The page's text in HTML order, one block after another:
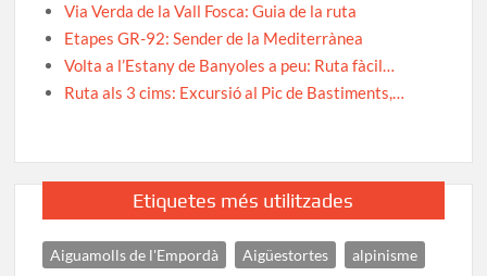
Via Verda de la Vall Fosca: Guia de la ruta
Etapes GR-92: Sender de la Mediterrànea
Volta a l’Estany de Banyoles a peu: Ruta fàcil…
Ruta als 3 cims: Excursió al Pic de Bastiments,…
Etiquetes més utilitzades
Aiguamolls de l'Empordà Aigüestortes
alpinisme